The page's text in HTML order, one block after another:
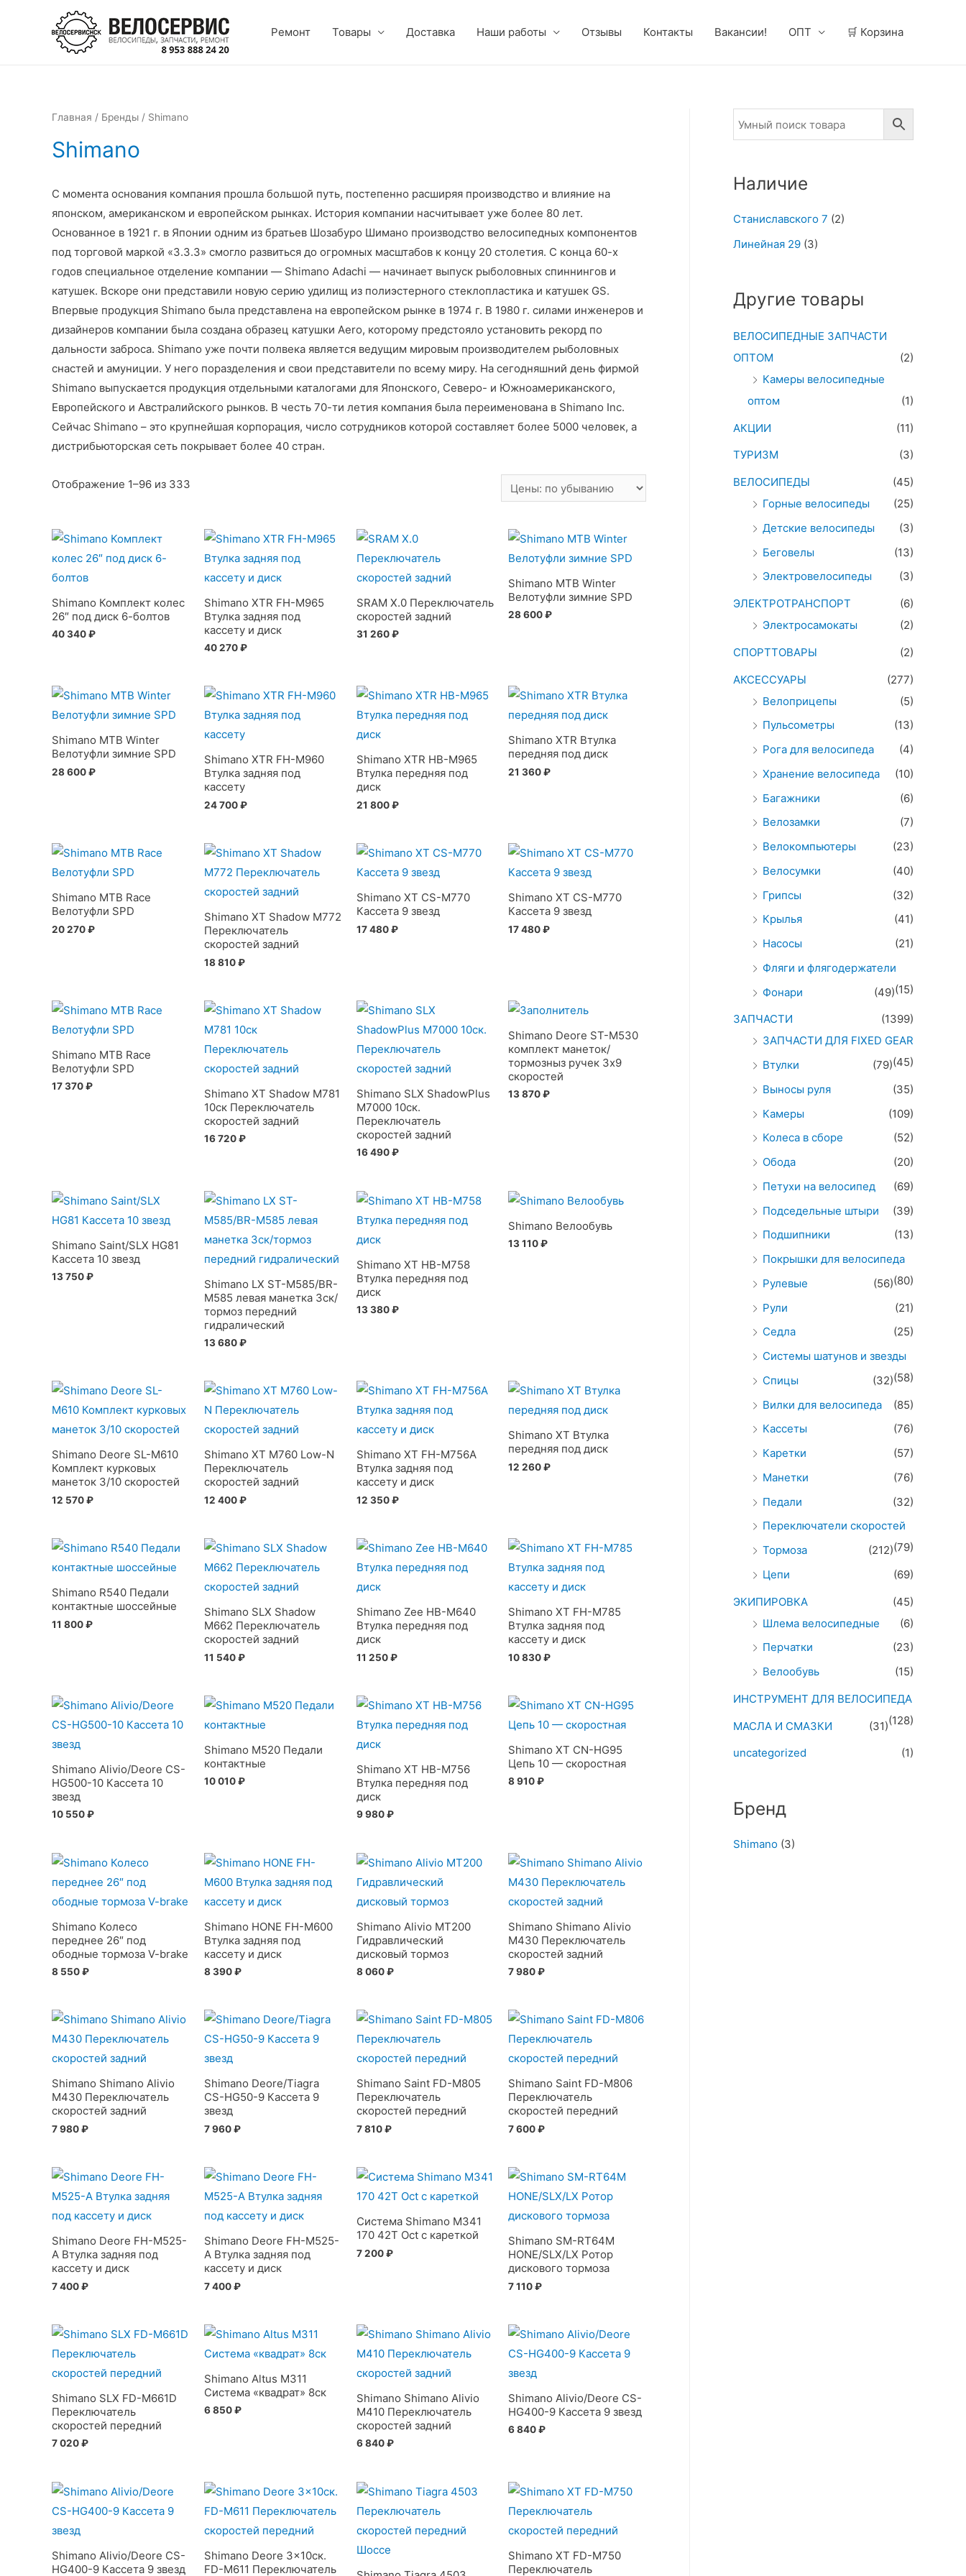
содержимому
Ремонт Товары Доставка Наши работы Отзывы Контакты Вакансии! ОПТ 🛒 Корзина
Главная / Бренды / Shimano
Shimano
С момента основания компания прошла большой путь, постепенно расширяя производство и влияние на
японском, американском и европейском рынках. История компании насчитывает уже более 80 лет.
Основанное в 1921 г. в Японии одним из братьев Шозабуро Шимано производство велосипедных компонентов
под торговой маркой «3.3.3» смогло развиться до огромных масштабов к концу 20 столетия. С конца 60-х
годов специальное отделение компании — Shimano Adachi — начинает выпуск рыболовных спиннингов и
катушек. Вскоре они представили новую серию удилищ из полиэстерного стеклопластика и катушек GS.
Впервые продукция Shimano была представлена на европейском рынке в 1974 г. В 1980 г. силами инженеров и
дизайнеров компании была создана образец катушки Aero, которому предстояло установить рекорд по
дальности заброса. Shimano уже почти полвека является ведущим мировым производителем рыболовных
снастей и амуниции. У него поразделения и свои представители по всему миру. На сегодняшний день фирмой
Shimano выпускается продукция отдельными каталогами для Японского, Северо- и Южноамериканского,
Европейского и Австралийского рынков. В честь 70-ти летия компания была переименована в Shimano Inc.
Сейчас Shimano – это крупнейшая корпорация, число сотрудников которой составляет более 5000 человек, а
дистрибьюторская сеть покрывает более 40 стран.
Отображение 1–96 из 333
Shimano Комплект колес
26″ под диск 6-болтов
40 340₽
Shimano XTR FH-M965
Втулка задняя под
кассету и диск
40 270₽
SRAM X.0 Переключатель
скоростей задний
31 260₽
Shimano MTB Winter
Велотуфли зимние SPD
28 600₽
Shimano MTB Winter
Велотуфли зимние SPD
28 600₽
Shimano XTR FH-M960
Втулка задняя под
кассету
24 700₽
Shimano XTR HB-M965
Втулка передняя под
диск
21 800₽
Shimano XTR Втулка
передняя под диск
21 360₽
Shimano MTB Race
Велотуфли SPD
20 270₽
Shimano XT Shadow M772
Переключатель
скоростей задний
18 810₽
Shimano XT CS-M770
Кассета 9 звезд
17 480₽
Shimano XT CS-M770
Кассета 9 звезд
17 480₽
Shimano MTB Race
Велотуфли SPD
17 370₽
Shimano XT Shadow M781
10ск Переключатель
скоростей задний
16 720₽
Shimano SLX ShadowPlus
M7000 10ск.
Переключатель
скоростей задний
16 490₽
Shimano Deore ST-M530
комплект манеток/
тормозныз ручек 3х9
скоростей
13 870₽
Shimano Saint/SLX HG81
Кассета 10 звезд
13 750₽
Shimano LX ST-M585/BR-
M585 левая манетка 3ск/
тормоз передний
гидралический
13 680₽
Shimano XT HB-M758
Втулка передняя под
диск
13 380₽
Shimano Велообувь
13 110₽
Shimano Deore SL-M610
Комплект курковых
манеток 3/10 скоростей
12 570₽
Shimano XT M760 Low-N
Переключатель
cкоростей задний
12 400₽
Shimano XT FH-M756A
Втулка задняя под
кассету и диск
12 350₽
Shimano XT Втулка
передняя под диск
12 260₽
Shimano R540 Педали
контактные шоссейные
11 800₽
Shimano SLX Shadow
M662 Переключатель
скоростей задний
11 540₽
Shimano Zee HB-M640
Втулка передняя под
диск
11 250₽
Shimano XT FH-M785
Втулка задняя под
кассету и диск
10 830₽
Shimano Alivio/Deore CS-
HG500-10 Кассета 10
звезд
10 550₽
Shimano M520 Педали
контактные
10 010₽
Shimano XT HB-M756
Втулка передняя под
диск
9 980₽
Shimano XT CN-HG95
Цепь 10 — скоростная
8 910₽
Shimano Колесо
переднее 26″ под
ободные тормоза V-brake
8 550₽
Shimano HONE FH-M600
Втулка задняя под
кассету и диск
8 390₽
Shimano Alivio MT200
Гидравлический
дисковый тормоз
8 060₽
Shimano Shimano Alivio
M430 Переключатель
скоростей задний
7 980₽
Shimano Shimano Alivio
M430 Переключатель
скоростей задний
7 980₽
Shimano Deore/Tiagra
CS-HG50-9 Кассета 9
звезд
7 960₽
Shimano Saint FD-M805
Переключатель
скоростей передний
7 810₽
Shimano Saint FD-M806
Переключатель
скоростей передний
7 600₽
Shimano Deore FH-M525-
A Втулка задняя под
кассету и диск
7 400₽
Shimano Deore FH-M525-
A Втулка задняя под
кассету и диск
7 400₽
Система Shimano M341
170 42T Oct с кареткой
7 200₽
Shimano SM-RT64M
HONE/SLX/LX Ротор
дискового тормоза
7 110₽
Shimano SLX FD-M661D
Переключатель
скоростей передний
7 020₽
Shimano Altus M311
Система «квадрат» 8ск
6 850₽
Shimano Shimano Alivio
M410 Переключатель
скоростей задний
6 840₽
Shimano Alivio/Deore CS-
HG400-9 Кассета 9 звезд
6 840₽
Shimano Alivio/Deore CS-
HG400-9 Кассета 9 звезд
Shimano Deore 3×10ск.
FD-M611 Переключатель
Shimano XT FD-M750
Переключатель
Наличие
Станиславского 7 (2)
Линейная 29 (3)
Другие товары
ВЕЛОСИПЕДНЫЕ ЗАПЧАСТИ
ОПТОМ
(2)
Камеры велосипедные
оптом
(1)
АКЦИИ
(11)
ТУРИЗМ
(3)
ВЕЛОСИПЕДЫ
(45)
Горные велосипеды
(25)
Детские велосипеды
(3)
Беговелы
(13)
Электровелосипеды
(3)
ЭЛЕКТРОТРАНСПОРТ
(6)
Электросамокаты
(2)
СПОРТТОВАРЫ
(2)
АКСЕССУАРЫ
(277)
Велоприцепы
(5)
Пульсометры
(13)
Рога для велосипеда
(4)
Хранение велосипеда
(10)
Багажники
(6)
Велозамки
(7)
Велокомпьютеры
(23)
Велосумки
(40)
Грипсы
(32)
Крылья
(41)
Насосы
(21)
Фляги и флягодержатели
(15)
Фонари
(49)
ЗАПЧАСТИ
(1399)
ЗАПЧАСТИ ДЛЯ FIXED GEAR
(45)
Втулки
(79)
Выносы руля
(35)
Камеры
(109)
Колеса в сборе
(52)
Обода
(20)
Петухи на велосипед
(69)
Подседельные штыри
(39)
Подшипники
(13)
Покрышки для велосипеда
(80)
Рулевые
(56)
Рули
(21)
Седла
(25)
Системы шатунов и звезды
(58)
Спицы
(32)
Вилки для велосипеда
(85)
Кассеты
(76)
Каретки
(57)
Манетки
(76)
Педали
(32)
Переключатели скоростей
(79)
Тормоза
(212)
Цепи
(69)
ЭКИПИРОВКА
(45)
Шлема велосипедные
(6)
Перчатки
(23)
Велообувь
(15)
ИНСТРУМЕНТ ДЛЯ ВЕЛОСИПЕДА
(128)
МАСЛА И СМАЗКИ
(31)
uncategorized
(1)
Бренд
Shimano (3)